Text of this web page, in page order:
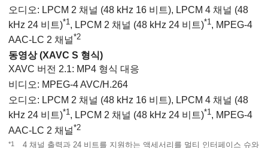
오디오: LPCM 2 채널 (48 kHz 16 비트), LPCM 4 채널 (48
kHz 24 비트)*1 , LPCM 2 채널 (48 kHz 24 비트)*1 , MPEG-4
AAC-LC 2 채널*2
동영상 (XAVC S 형식)
XAVC 버전 2.1: MP4 형식 대응
비디오: MPEG-4 AVC/H.264
오디오: LPCM 2 채널 (48 kHz 16 비트), LPCM 4 채널 (48
kHz 24 비트)*1, LPCM 2 채널 (48 kHz 24 비트)*1, MPEG-4
AAC-LC 2 채널*2
*1 4 채널 출력과 24 비트를 지원하는 액세서리를 멀티 인터페이스 슈와